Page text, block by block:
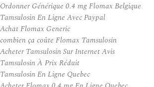
Ordonner Générique 0.4 mg Flomax Belgique
Tamsulosin En Ligne Avec Paypal
Achat Flomax Generic
combien ça coûte Flomax Tamsulosin
Acheter Tamsulosin Sur Internet Avis
Tamsulosin À Prix Réduit
Tamsulosin En Ligne Quebec